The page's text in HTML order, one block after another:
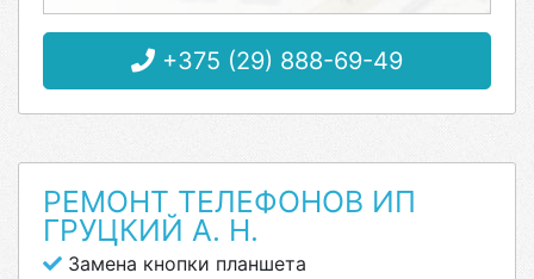
+375 (29) 888-69-49
РЕМОНТ ТЕЛЕФОНОВ ИП
ГРУЦКИЙ А. Н.
Замена кнопки планшета